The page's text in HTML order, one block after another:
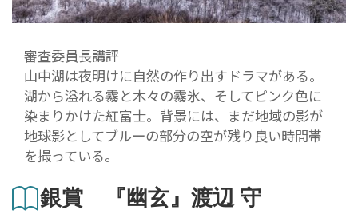
審査委員長講評
山中湖は夜明けに自然の作り出すドラマがある。
湖から溢れる霧と木々の霧氷、そしてピンク色に
染まりかけた紅富士。背景には、まだ地域の影が
地球影としてブルーの部分の空が残り良い時間帯
を撮っている。
銀賞 『幽玄』渡辺 守